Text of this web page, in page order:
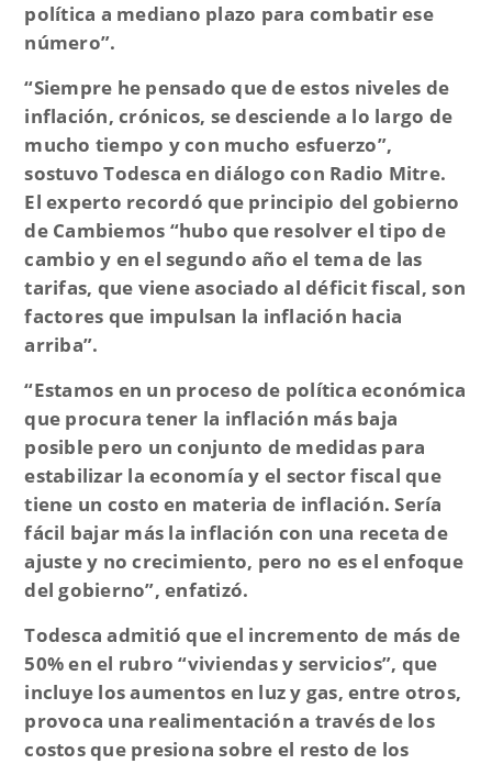
política a mediano plazo para combatir ese
número”.
“Siempre he pensado que de estos niveles de
inflación, crónicos, se desciende a lo largo de
mucho tiempo y con mucho esfuerzo”,
sostuvo Todesca en diálogo con Radio Mitre.
El experto recordó que principio del gobierno
de Cambiemos “hubo que resolver el tipo de
cambio y en el segundo año el tema de las
tarifas, que viene asociado al déficit fiscal, son
factores que impulsan la inflación hacia
arriba”.
“Estamos en un proceso de política económica
que procura tener la inflación más baja
posible pero un conjunto de medidas para
estabilizar la economía y el sector fiscal que
tiene un costo en materia de inflación. Sería
fácil bajar más la inflación con una receta de
ajuste y no crecimiento, pero no es el enfoque
del gobierno”, enfatizó.
Todesca admitió que el incremento de más de
50% en el rubro“viviendas y servicios”, que
incluye los aumentos en luz y gas, entre otros,
provoca una realimentación a través de los
costos que presiona sobre el resto de los